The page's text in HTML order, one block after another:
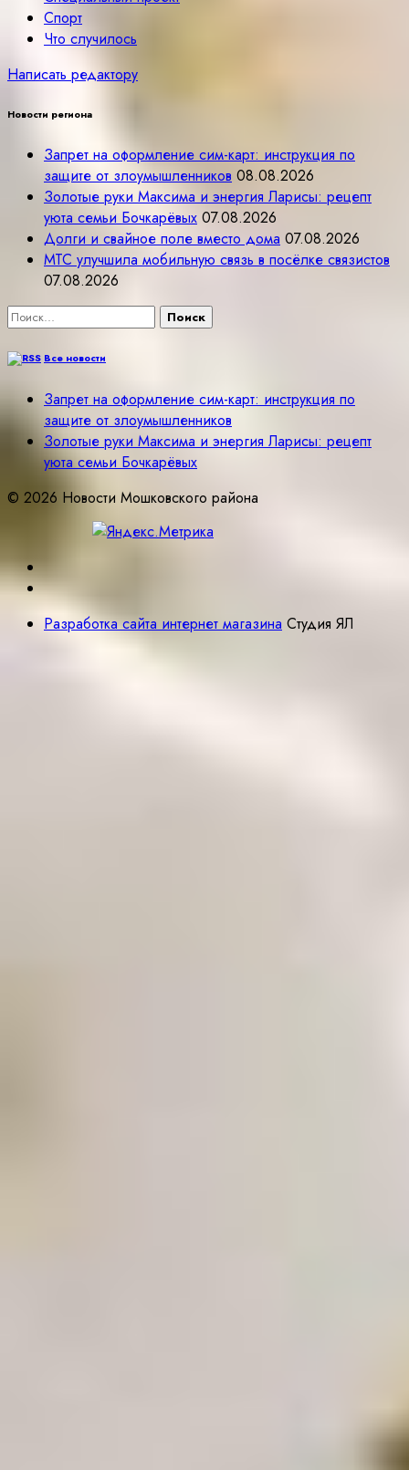
Спорт
Что случилось
Написать редактору
Новости региона
Запрет на оформление сим-карт: инструкция по
защите от злоумышленников 08.08.2026
Золотые руки Максима и энергия Ларисы: рецепт
уюта семьи Бочкарёвых 07.08.2026
Долги и свайное поле вместо дома 07.08.2026
МТС улучшила мобильную связь в посёлке связистов
07.08.2026
Найти:
Все новости
Запрет на оформление сим-карт: инструкция по
защите от злоумышленников
Золотые руки Максима и энергия Ларисы: рецепт
уюта семьи Бочкарёвых
© 2026 Новости Мошковского района
Разработка сайта интернет магазина Студия ЯЛ